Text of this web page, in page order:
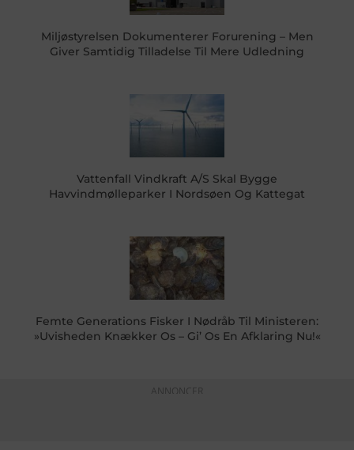
Miljøstyrelsen Dokumenterer Forurening – Men
Giver Samtidig Tilladelse Til Mere Udledning
Vattenfall Vindkraft A/S Skal Bygge
Havvindmølleparker I Nordsøen Og Kattegat
Femte Generations Fisker I Nødråb Til Ministeren:
»Uvisheden Knækker Os – Gi’ Os En Afklaring Nu!«
ANNONCER